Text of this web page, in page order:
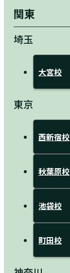
関東
埼玉
大宮校
東京
西新宿校
秋葉原校
池袋校
町田校